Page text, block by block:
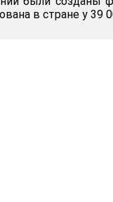
в стране у 39